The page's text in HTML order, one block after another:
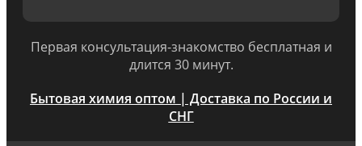
Первая консультация-знакомство бесплатная и
длится 30 минут.
Бытовая химия оптом | Доставка по России и
СНГ